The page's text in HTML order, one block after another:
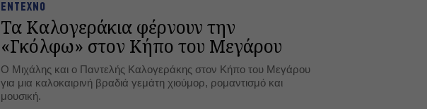
ΕΝΤΕΧΝΟ
Τα Καλογεράκια φέρνουν την
«Γκόλφω» στον Κήπο του Μεγάρου
Ο Μιχάλης και ο Παντελής Καλογεράκης στον Κήπο του Μεγάρου
για μια καλοκαιρινή βραδιά γεμάτη χιούμορ, ρομαντισμό και
μουσική.